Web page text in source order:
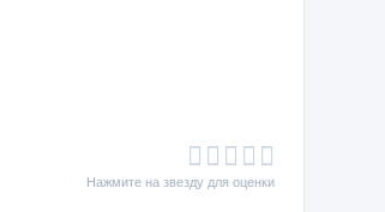
Нажмите на звезду для оценки